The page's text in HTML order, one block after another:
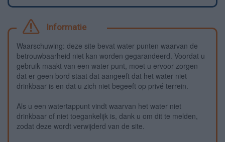
Informatie
Waarschuwing: deze site bevat water punten waarvan de
betrouwbaarheid niet kan worden gegarandeerd. Voordat u
gebruik maakt van een water punt, moet u ervoor zorgen
dat er geen bord staat dat aangeeft dat het water niet
drinkbaar is en dat u zich niet begeeft op privé terrein.
Als u een watertappunt vindt waarvan het water niet
drinkbaar of niet toegankelijk is, dank u om dit te melden,
zodat deze wordt verwijderd van de site.